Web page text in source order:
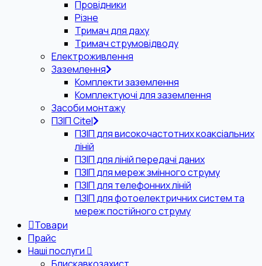
Провідники
Різне
Тримач для даху
Тримач струмовідводу
Електроживлення
Заземлення
Комплекти заземлення
Комплектуючі для заземлення
Засоби монтажу
ПЗІП Citel
ПЗІП для високочастотних коаксіальних
ліній
ПЗІП для ліній передачі даних
ПЗІП для мереж змінного струму
ПЗІП для телефонних ліній
ПЗІП для фотоелектричних систем та
мереж постійного струму
Товари
Прайс
Наші послуги